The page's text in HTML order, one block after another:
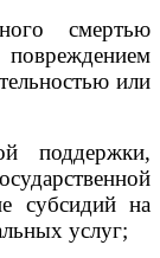
смертью
или
поддержки,
субсидий на
услуг;